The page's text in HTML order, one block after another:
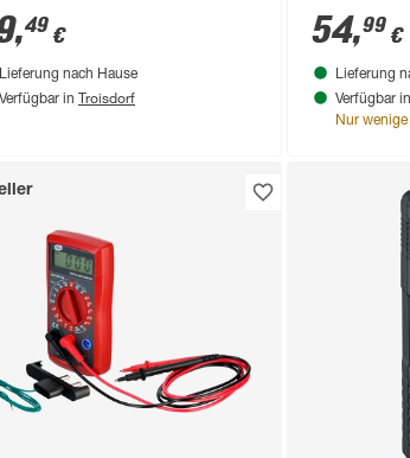
,49 €
Lieferung nach Hause
Verfügbar in Troisdorf
54,99€
Lieferung
Verfügbar in
Nur